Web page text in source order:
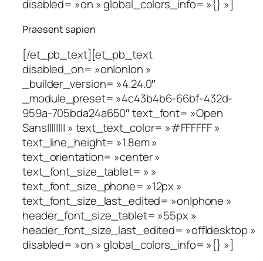
disabled= »on » global_colors_info= »{} »]
Praesent sapien
[/et_pb_text][et_pb_text
disabled_on= »on|on|on »
_builder_version= »4.24.0″
_module_preset= »4c43b4b6-66bf-432d-
959a-705bda24a650″ text_font= »Open
Sans|||||||| » text_text_color= »#FFFFFF »
text_line_height= »1.8em »
text_orientation= »center »
text_font_size_tablet= » »
text_font_size_phone= »12px »
text_font_size_last_edited= »on|phone »
header_font_size_tablet= »55px »
header_font_size_last_edited= »off|desktop »
disabled= »on » global_colors_info= »{} »]